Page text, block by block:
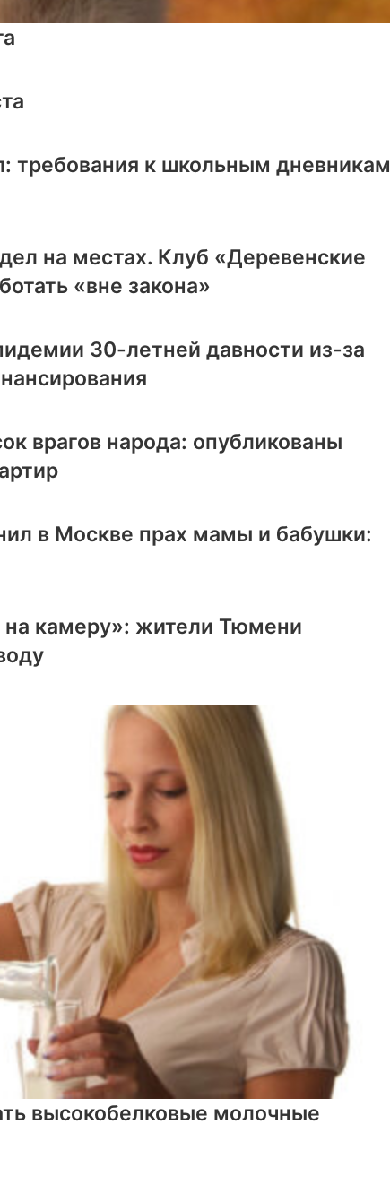
требования к школьным дневникам
на местах. Клуб «Деревенские
«вне закона»
30-летней давности из-за
врагов народа: опубликованы
в Москве прах мамы и бабушки:
камеру»: жители Тюмени
высокобелковые молочные